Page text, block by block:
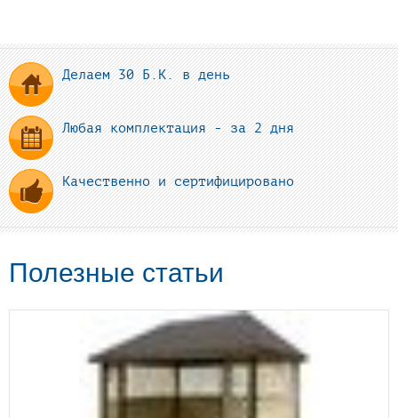
Делаем 30 Б.К. в день
Любая комплектация - за 2 дня
Качественно и сертифицировано
Полезные статьи